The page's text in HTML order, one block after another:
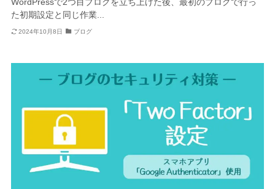
た初期設定と同じ作業...
2024年10月8日 ブログ